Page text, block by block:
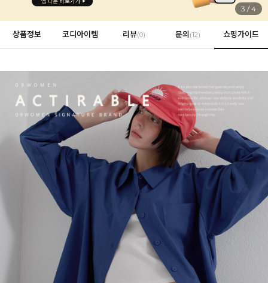
3 /4
상품정보 코디아이템 리뷰(0) 문의 (12) 쇼핑가이드